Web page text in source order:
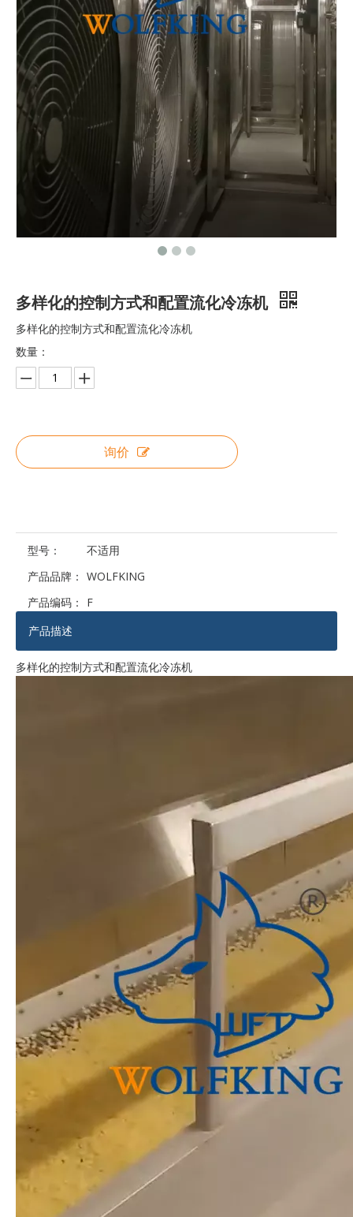
高收益自动拖网渔船整体解决方案 高效自动拖网渔船整体解决方案
维护方便的鲶鱼自动加工线 最低运营成本的鲶鱼自动加工线
全自动鲶鱼整体解决方案线 多功能稳定鲶鱼加工线
食品安全卫生鲶鱼加工生产线 工业食品级鲶鱼加工线
高收益鲶鱼自动加工线
多样化的控制方式和配置流化冷冻机
多样化的控制方式和配置流化冷冻机
数量：
询价
型号：
不适用
产品品牌： WOLFKING
产品编码：
F
产品描述
多样化的控制方式和配置流化冷冻机